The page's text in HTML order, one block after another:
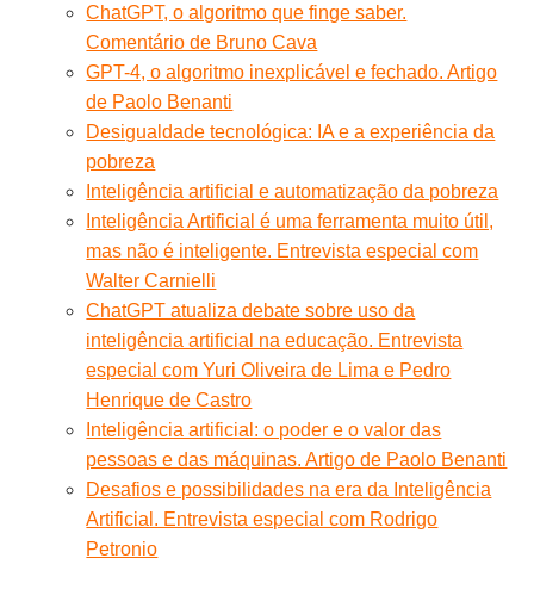
ChatGPT, o algoritmo que finge saber.
Comentário de Bruno Cava
GPT-4, o algoritmo inexplicável e fechado. Artigo
de Paolo Benanti
Desigualdade tecnológica: IA e a experiência da
pobreza
Inteligência artificial e automatização da pobreza
Inteligência Artificial é uma ferramenta muito útil,
mas não é inteligente. Entrevista especial com
Walter Carnielli
ChatGPT atualiza debate sobre uso da
inteligência artificial na educação. Entrevista
especial com Yuri Oliveira de Lima e Pedro
Henrique de Castro
Inteligência artificial: o poder e o valor das
pessoas e das máquinas. Artigo de Paolo Benanti
Desafios e possibilidades na era da Inteligência
Artificial. Entrevista especial com Rodrigo
Petronio